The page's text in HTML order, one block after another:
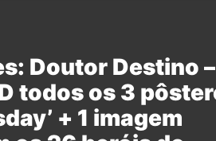
Doutor Destino –
todos os 3
+ 1 imagem